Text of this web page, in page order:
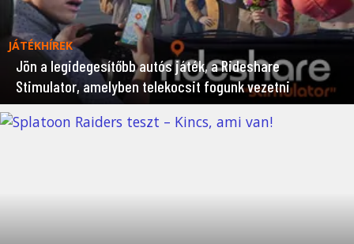
JÁTÉKHÍREK
Jön a legidegesítőbb autós játék, a Rideshare
Stimulator, amelyben telekocsit fogunk vezetni